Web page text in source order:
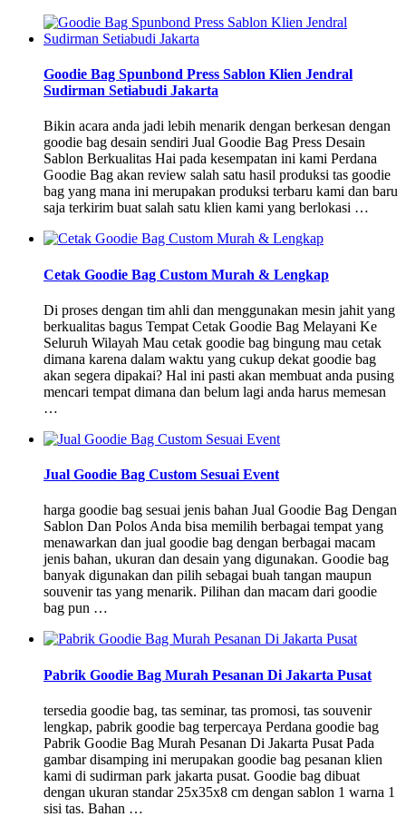
Goodie Bag Spunbond Press Sablon Klien Jendral
Sudirman Setiabudi Jakarta
Bikin acara anda jadi lebih menarik dengan berkesan dengan
goodie bag desain sendiri Jual Goodie Bag Press Desain
Sablon Berkualitas Hai pada kesempatan ini kami Perdana
Goodie Bag akan review salah satu hasil produksi tas goodie
bag yang mana ini merupakan produksi terbaru kami dan baru
saja terkirim buat salah satu klien kami yang berlokasi …
Cetak Goodie Bag Custom Murah & Lengkap
Di proses dengan tim ahli dan menggunakan mesin jahit yang
berkualitas bagus Tempat Cetak Goodie Bag Melayani Ke
Seluruh Wilayah Mau cetak goodie bag bingung mau cetak
dimana karena dalam waktu yang cukup dekat goodie bag
akan segera dipakai? Hal ini pasti akan membuat anda pusing
mencari tempat dimana dan belum lagi anda harus memesan
…
Jual Goodie Bag Custom Sesuai Event
harga goodie bag sesuai jenis bahan Jual Goodie Bag Dengan
Sablon Dan Polos Anda bisa memilih berbagai tempat yang
menawarkan dan jual goodie bag dengan berbagai macam
jenis bahan, ukuran dan desain yang digunakan. Goodie bag
banyak digunakan dan pilih sebagai buah tangan maupun
souvenir tas yang menarik. Pilihan dan macam dari goodie
bag pun …
Pabrik Goodie Bag Murah Pesanan Di Jakarta Pusat
tersedia goodie bag, tas seminar, tas promosi, tas souvenir
lengkap, pabrik goodie bag terpercaya Perdana goodie bag
Pabrik Goodie Bag Murah Pesanan Di Jakarta Pusat Pada
gambar disamping ini merupakan goodie bag pesanan klien
kami di sudirman park jakarta pusat. Goodie bag dibuat
dengan ukuran standar 25x35x8 cm dengan sablon 1 warna 1
sisi tas. Bahan …